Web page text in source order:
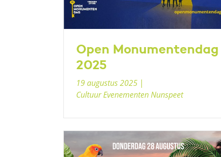
Open Monumentendag
2025
19 augustus 2025 |
Cultuur Evenementen Nunspeet